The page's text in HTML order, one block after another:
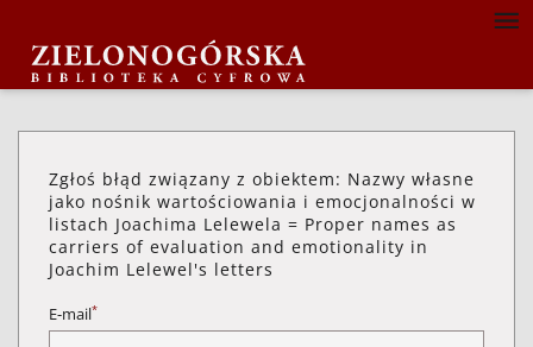
Zgłoś błąd związany z obiektem: Nazwy własne
jako nośnik wartościowania i emocjonalności w
listach Joachima Lelewela = Proper names as
carriers of evaluation and emotionality in
Joachim Lelewel's letters
E-mail*